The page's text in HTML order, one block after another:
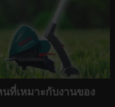
ที่เหมาะกับงานของ